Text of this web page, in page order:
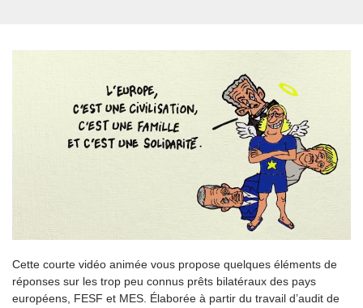
Cette courte vidéo animée vous propose quelques éléments de
réponses sur les trop peu connus prêts bilatéraux des pays
européens, FESF et MES. Élaborée à partir du travail d’audit de